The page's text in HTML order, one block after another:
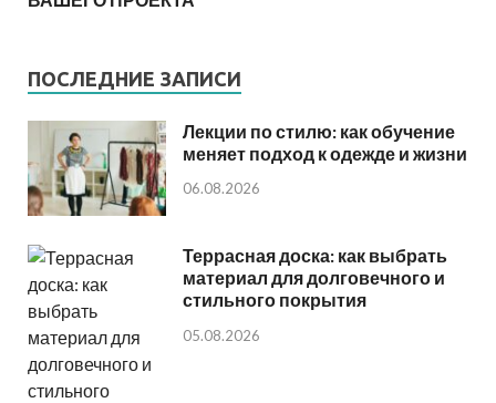
ПОСЛЕДНИЕ ЗАПИСИ
Лекции по стилю: как обучение
меняет подход к одежде и жизни
06.08.2026
Террасная доска: как выбрать
материал для долговечного и
стильного покрытия
05.08.2026